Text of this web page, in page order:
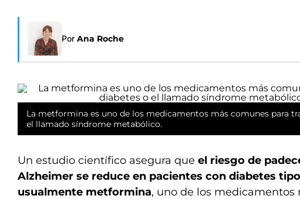
Por Ana Roche
La metformina es uno de los medicamentos más comunes para
el llamado síndrome metabólico.
Un estudio científico asegura que el riesgo de
Alzheimer se reduce en pacientes con diabetes
usualmente metformina, uno de los medicamentos